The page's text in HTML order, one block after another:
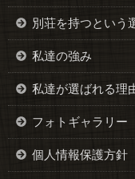
別荘を持つという
私達の強み
私達が選ばれる理
フォトギャラリー
個人情報保護方針